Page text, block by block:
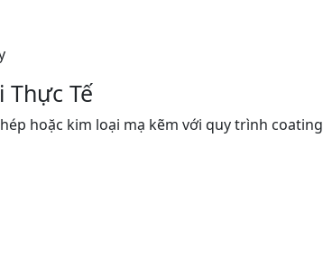
Thực Tế
hoặc kim loại mạ kẽm với quy trình coating